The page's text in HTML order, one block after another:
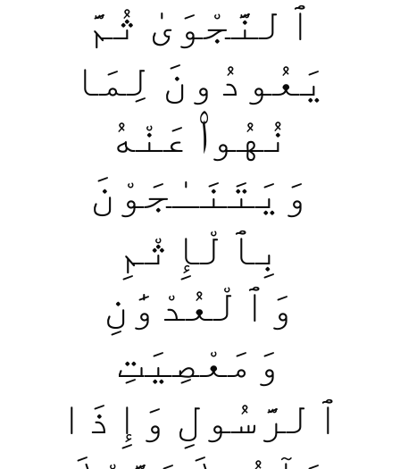
ٱلنَّجْوَىٰ ثُمَّ
يَعُودُونَ لِمَا
نُهُوا۟ عَنْهُ
وَيَتَنَـٰجَوْنَ
بِٱلْإِثْمِ
وَٱلْعُدْوَ‌ٰنِ
وَمَعْصِيَتِ
ٱلرَّسُولِ وَإِذَا